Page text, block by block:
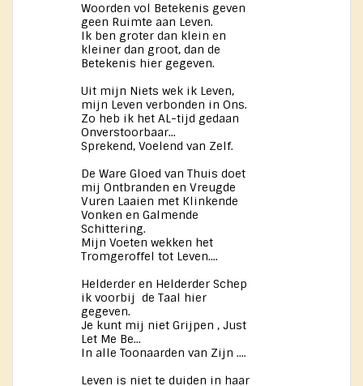
Woorden vol Betekenis geven
geen Ruimte aan Leven.
Ik ben groter dan klein en
kleiner dan groot, dan de
Betekenis hier gegeven.
Uit mijn Niets wek ik Leven,
mijn Leven verbonden in Ons.
Zo heb ik het AL-tijd gedaan
Onverstoorbaar...
Sprekend, Voelend van Zelf.
De Ware Gloed van Thuis doet
mij Ontbranden en Vreugde
Vuren Laaien met Klinkende
Vonken en Galmende
Schittering.
Mijn Voeten wekken het
Tromgeroffel tot Leven....
Helderder en Helderder Schep
ik voorbij ​ de Taal ​hier
gegeven.
Je kunt mij niet Grijpen , Just
Let Me ​Be...
In alle Toonaarden van Zijn ....
Leven is niet te duiden in haar